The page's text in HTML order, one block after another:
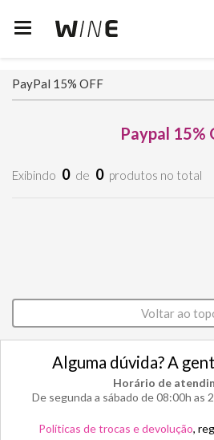
Paypal 15%
Exibindo 0 de 0 produtos no total
Voltar ao
Alguma dúvida? A
Horário de
De segunda a sábado de 08:00h as
Políticas de trocas e devolução,